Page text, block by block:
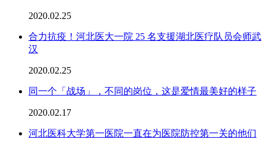
2020.02.25
合力抗疫！河北医大一院 25 名支援湖北医疗队员会师武
汉
2020.02.25
同一个「战场」，不同的岗位，这是爱情最美好的样子
2020.02.17
河北医科大学第一医院一直在为医院防控第一关的他们